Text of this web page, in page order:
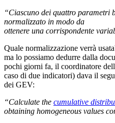
“Ciascuno dei quattro parametri
normalizzato in modo da
ottenere una corrispondente
Quale normalizzazione verrà
ma lo possiamo dedurre dalla
pochi giorni fa, il coordinatore
caso di due indicatori) dava il
dei GEV:
“Calculate the cumulative
obtaining homogeneous values